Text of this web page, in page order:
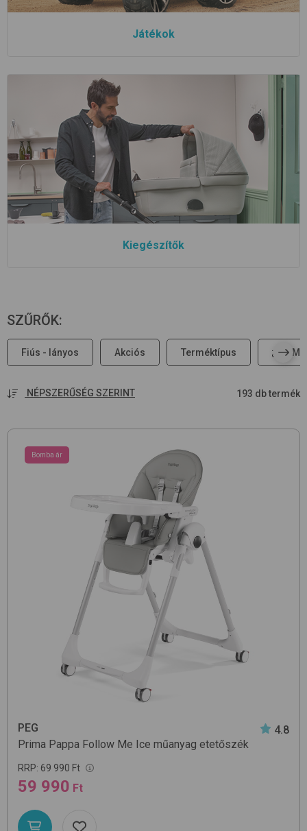
Játékok
Kiegészítők
SZŰRŐK:
Fiús - lányos Akciós Terméktípus
NÉPSZERŰSÉG SZERINT 193 db termék
Bomba ár
PEG
4.8
Prima Pappa Follow Me Ice műanyag etetőszék
RRP: 69 990 Ft
59 990 Ft